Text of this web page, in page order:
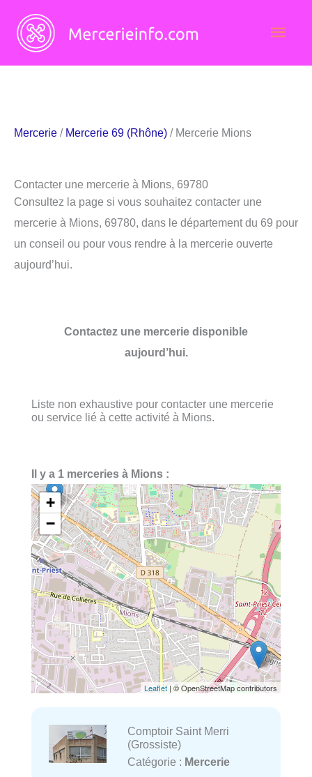
contenu
Mercerie / Mercerie 69 (Rhône) / Mercerie Mions
Contacter une mercerie à Mions, 69780
Consultez la page si vous souhaitez contacter une
mercerie à Mions, 69780, dans le département du 69 pour
un conseil ou pour vous rendre à la mercerie ouverte
aujourd’hui.
Contactez une mercerie disponible
aujourd’hui.
Liste non exhaustive pour contacter une mercerie
ou service lié à cette activité à Mions.
Il y a 1 merceries à Mions :
+
−
Leaflet | © OpenStreetMap contributors
Comptoir Saint Merri
(Grossiste)
Catégorie : Mercerie